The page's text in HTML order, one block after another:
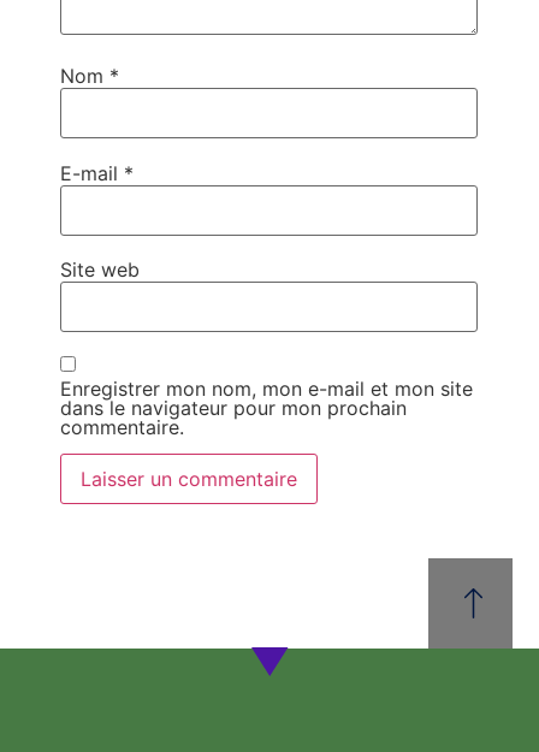
Nom *
E-mail *
Site web
Enregistrer mon nom, mon e-mail et mon site
dans le navigateur pour mon prochain
commentaire.